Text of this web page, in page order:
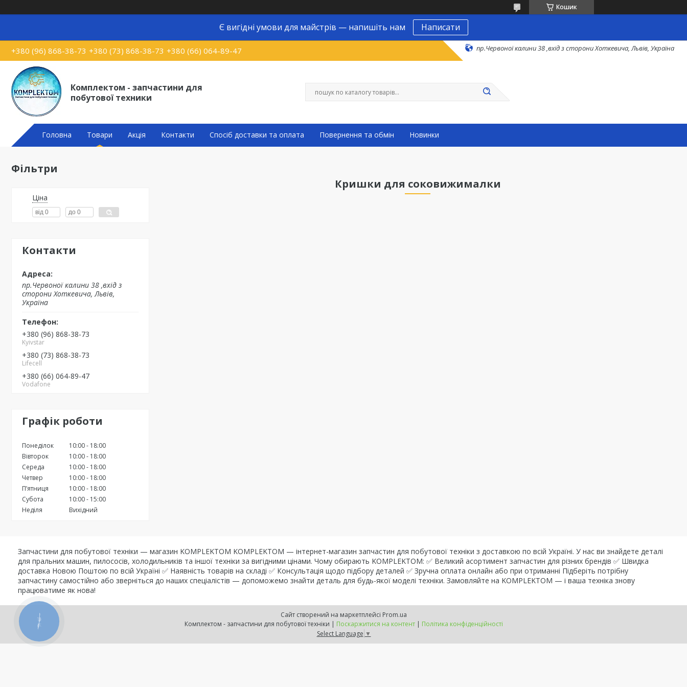
Кошик
Є вигідні умови для майстрів — напишіть нам Написати
+380 (96) 868-38-73 +380 (73) 868-38-73 +380 (66) 064-89-47 пр.Червоної калини 38 ,вхід з сторони Хоткевича, Львів, Україна
Комплектом - запчастини для
побутової техники
Головна Товари Акція Контакти Спосіб доставки та оплата Повернення та обмін Новинки
Фільтри
Ціна
Контакти
пр.Червоної калини 38 ,вхід з
сторони Хоткевича, Львів,
Україна
+380 (96) 868-38-73
Kyivstar
+380 (73) 868-38-73
Lifecell
+380 (66) 064-89-47
Vodafone
Графік роботи
Понеділок 10:00
18:00
Вівторок
10:00
18:00
Середа
10:00
18:00
Четвер
10:00
18:00
Пʼятниця
10:00
18:00
Субота
10:00
15:00
Неділя
Вихідний
Кришки для соковижималки
Запчастини для побутової техніки — магазин KOMPLEKTOM KOMPLEKTOM — інтернет-магазин запчастин для побутової техніки з доставкою по всій Україні. У нас ви знайдете деталі
для пральних машин, пилососів, холодильників та іншої техніки за вигідними цінами. Чому обирають KOMPLEKTOM: ✅ Великий асортимент запчастин для різних брендів ✅ Швидка
доставка Новою Поштою по всій Україні ✅ Наявність товарів на складі ✅ Консультація щодо підбору деталей ✅ Зручна оплата онлайн або при отриманні Підберіть потрібну
запчастину самостійно або зверніться до наших спеціалістів — допоможемо знайти деталь для будь-якої моделі техніки. Замовляйте на KOMPLEKTOM — і ваша техніка знову
працюватиме як нова!
Сайт створений на маркетплейсі Prom.ua
Комплектом - запчастини для побутової техніки | Поскаржитися на контент | Політика конфіденційності
Select Language ▼
КНОПКА
ЗВ'ЯЗКУ